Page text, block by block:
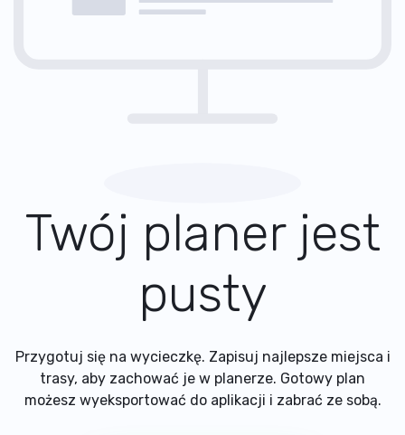
Twój planer jest
pusty
Przygotuj się na wycieczkę. Zapisuj najlepsze miejsca i
trasy, aby zachować je w planerze. Gotowy plan
możesz wyeksportować do aplikacji i zabrać ze sobą.